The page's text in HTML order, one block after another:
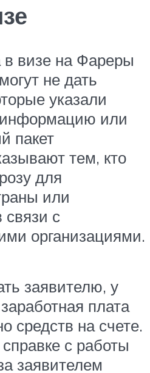
визе на Фареры
не дать
указали
или
пакет
тем, кто
для
или
связи с
организациями.
заявителю, у
плата
средств на счете.
с работы
заявителем